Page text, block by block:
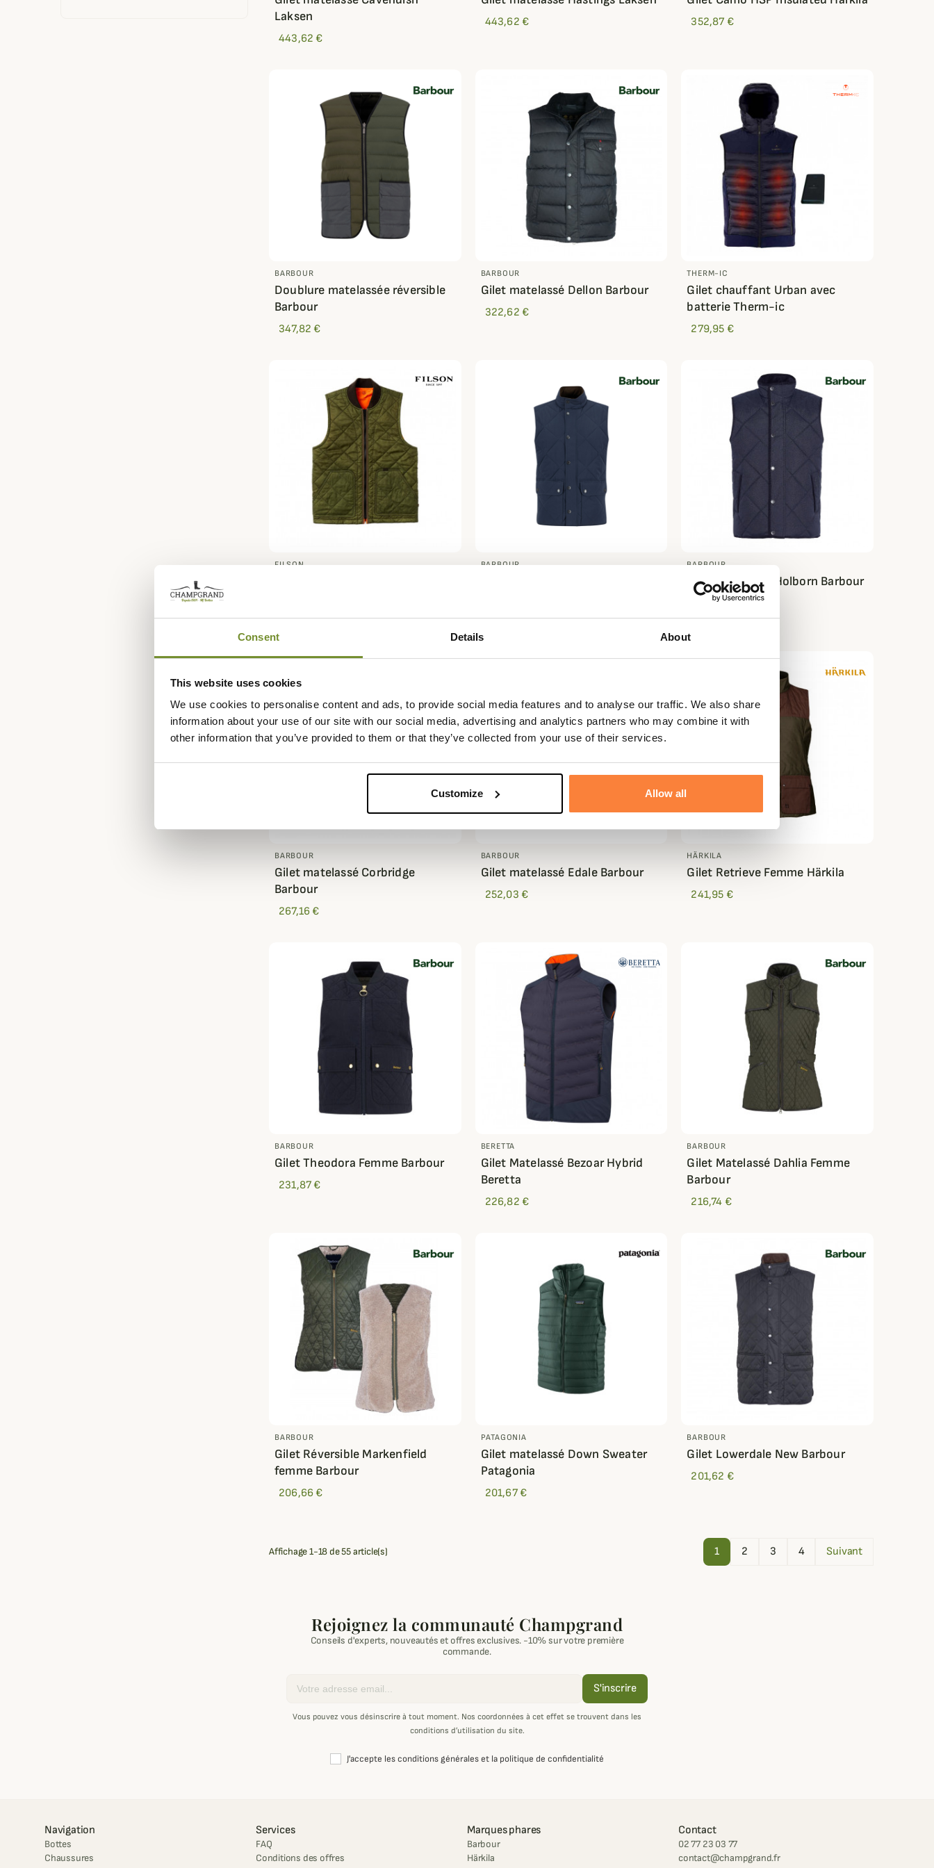
Consent Details About
This website uses cookies
We use cookies to personalise content and ads, to provide social media features and to analyse our traffic. We also share
information about your use of our site with our social media, advertising and analytics partners who may combine it with
other information that you’ve provided to them or that they’ve collected from your use of their services.
Customize Allow all
Laksen
443,62 €
443,62 € 352,87 €
BARBOUR
Doublure matelassée réversible
Barbour
347,82 €
BARBOUR
Gilet matelassé Dellon Barbour
322,62 €
THERM-IC
Gilet chauffant Urban avec
batterie Therm-ic
279,95 €
FILSON
277,29 €
BARBOUR
267,16 €
BARBOUR
Gilet matelassé Holborn Barbour
267,16 €
BARBOUR
Gilet matelassé Corbridge
Barbour
267,16 €
BARBOUR
Gilet matelassé Edale Barbour
252,03 €
HÄRKILA
Gilet Retrieve Femme Härkila
241,95 €
BARBOUR
Gilet Theodora Femme Barbour
231,87 €
BERETTA
Gilet Matelassé Bezoar Hybrid
Beretta
226,82 €
BARBOUR
Gilet Matelassé Dahlia Femme
Barbour
216,74 €
BARBOUR
Gilet Réversible Markenfield
femme Barbour
206,66 €
PATAGONIA
Gilet matelassé Down Sweater
Patagonia
201,67 €
BARBOUR
Gilet Lowerdale New Barbour
201,62 €
Affichage 1-18 de 55 article(s) 1 2 3 4 Suivant
Rejoignez la communauté Champgrand
Conseils d'experts, nouveautés et offres exclusives. -10% sur votre première
commande.
S'inscrire
Vous pouvez vous désinscrire à tout moment. Nos coordonnées à cet effet se trouvent dans les
conditions d’utilisation du site.
J'accepte les conditions générales et la politique de confidentialité
Navigation
Bottes
Chaussures
Services
FAQ
Conditions des offres
Marques phares
Barbour
Härkila
Contact
02 77 23 03 77
contact@champgrand.fr